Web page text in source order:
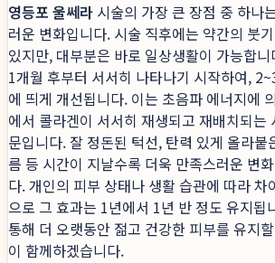
영등포 울쎄라 시술의 가장 큰 장점 중 하나
러운 변화입니다. 시술 직후에는 약간의 붓
있지만, 대부분은 바로 일상생활이 가능합
1개월 후부터 서서히 나타나기 시작하여,
에 띄게 개선됩니다. 이는 초음파 에너지에
에서 콜라겐이 서서히 재생되고 재배치되는
문입니다. 잘 정돈된 턱선, 탄력 있게 올라붙
름 등 시간이 지날수록 더욱 만족스러운 변
다. 개인의 피부 상태나 생활 습관에 따라 차
으로 그 효과는 1년에서 1년 반 정도 유지됩
통해 더 오랫동안 젊고 건강한 피부를 유지
이 함께하겠습니다.